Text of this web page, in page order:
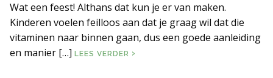
Wat een feest! Althans dat kun je er van maken.
Kinderen voelen feilloos aan dat je graag wil dat die
vitaminen naar binnen gaan, dus een goede aanleiding
en manier […] LEES VERDER ETEN EEN FEESTJE?